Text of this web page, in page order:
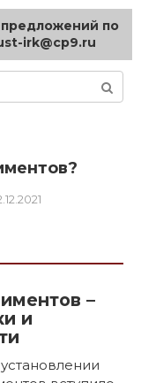
–
и
по
irk@cp9.ru